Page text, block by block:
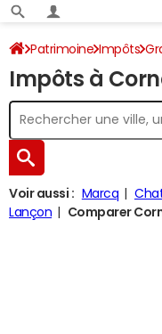
Patrimoine Impôts
Impôt sur le revenu
Impôts à
Voir aussi : Marcq
Lançon
Comparer